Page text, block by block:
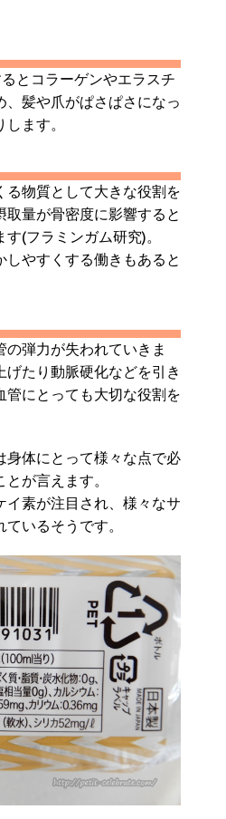
とコラーゲンやエラスチ
、髪や爪がぱさぱさになっ
ます。
る物質として大きな役割を
量が骨密度に影響すると
(フラミンガム研究)。
やすくする働きもあると
弾力が失われていきま
たり動脈硬化などを引き
管にとっても大切な役割を
身体にとって様々な点で必
が言えます。
イ素が注目され、様々なサ
いるそうです。